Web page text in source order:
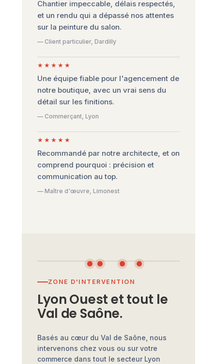
Chantier impeccable, délais respectés,
et un rendu qui a dépassé nos attentes
sur la peinture du salon.
— Client particulier, Dardilly
★★★★★
Une équipe fiable pour l'agencement de
notre boutique, avec un vrai sens du
détail sur les finitions.
— Commerçant, Lyon
★★★★★
Recommandé par notre architecte, et on
comprend pourquoi : précision et
communication au top.
— Maître d'œuvre, Limonest
ZONE D'INTERVENTION
Lyon Ouest et tout le
Val de Saône.
Basés au cœur du Val de Saône, nous
intervenons chez vous ou sur votre
commerce dans tout le secteur Lyon